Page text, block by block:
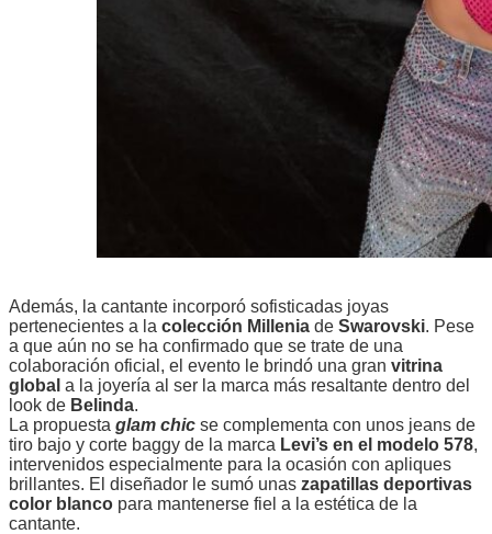
Además, la cantante incorporó sofisticadas joyas
pertenecientes a la colección Millenia de Swarovski. Pese
a que aún no se ha confirmado que se trate de una
colaboración oficial, el evento le brindó una gran vitrina
global a la joyería al ser la marca más resaltante dentro del
look de Belinda.
La propuesta glam chic se complementa con unos jeans de
tiro bajo y corte baggy de la marca Levi’s en el modelo 578,
intervenidos especialmente para la ocasión con apliques
brillantes. El diseñador le sumó unas zapatillas deportivas
color blanco para mantenerse fiel a la estética de la
cantante.